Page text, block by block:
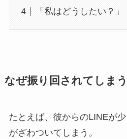
「私はどうしたい？」
なぜ振り回されてしま
たとえば、彼からのLINEが
がざわついてしまう。